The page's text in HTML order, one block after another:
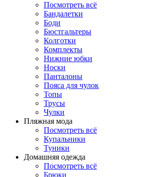
Посмотреть всё
Бандалетки
Боди
Бюстгальтеры
Колготки
Комплекты
Нижние юбки
Носки
Панталоны
Поясa для чулок
Топы
Трусы
Чулки
Пляжная мода
Посмотреть всё
Купальники
Туники
Домашняя одежда
Посмотреть всё
Брюки